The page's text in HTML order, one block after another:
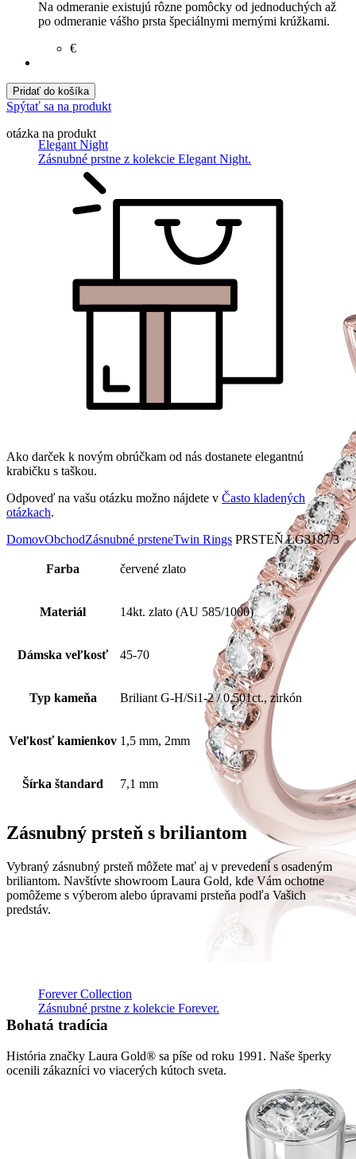
Elegant Night
Zásnubné prstne z kolekcie Elegant Night.
Forever Collection
Zásnubné prstne z kolekcie Forever.
Na odmeranie existujú rôzne pomôcky od jednoduchých až
po odmeranie vášho prsta špeciálnymi mernými krúžkami.
€
Pridať do košíka
Spýtať sa na produkt
otázka na produkt
Ako darček k novým obrúčkam od nás dostanete elegantnú
krabičku s taškou.
Odpoveď na vašu otázku možno nájdete v Často kladených
otázkach.
DomovObchodZásnubné prsteneTwin Rings PRSTEŇ LG3187/3
Farba červené zlato
Materiál 14kt. zlato (AU 585/1000)
Dámska veľkosť 45-70
Typ kameňa Briliant G-H/Si1-2 / 0,501ct., zirkón
Veľkosť kamienkov 1,5 mm, 2mm
Šírka štandard 7,1 mm
Zásnubný prsteň s briliantom
Vybraný zásnubný prsteň môžete mať aj v prevedení s osadeným
briliantom. Navštívte showroom Laura Gold, kde Vám ochotne
pomôžeme s výberom alebo úpravami prsteňa podľa Vašich
predstáv.
Bohatá tradícia
História značky Laura Gold® sa píše od roku 1991. Naše šperky
ocenili zákazníci vo viacerých kútoch sveta.